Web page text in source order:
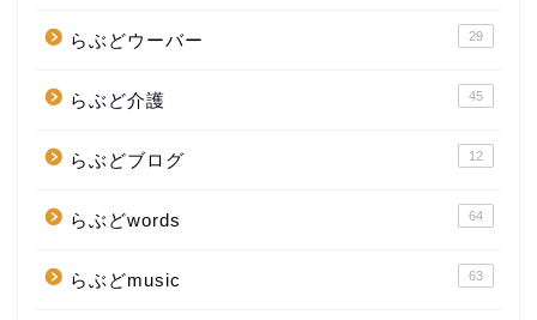
らぶどウーバー 29
らぶど介護 45
らぶどブログ 12
らぶどwords 64
らぶどmusic 63